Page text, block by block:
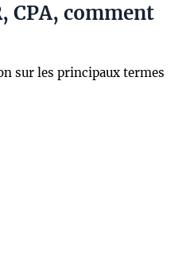
CPA, comment
sur les principaux termes